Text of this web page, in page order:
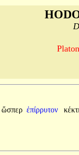
ὥσπερ ἐπίρρυτον